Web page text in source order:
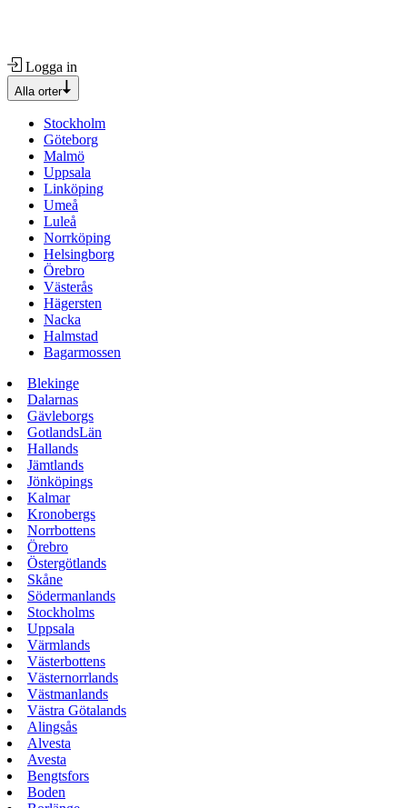
Logga in
Alla orter
Stockholm
Göteborg
Malmö
Uppsala
Linköping
Umeå
Luleå
Norrköping
Helsingborg
Örebro
Västerås
Hägersten
Nacka
Halmstad
Bagarmossen
Blekinge
Dalarnas
Gävleborgs
GotlandsLän
Hallands
Jämtlands
Jönköpings
Kalmar
Kronobergs
Norrbottens
Örebro
Östergötlands
Skåne
Södermanlands
Stockholms
Uppsala
Värmlands
Västerbottens
Västernorrlands
Västmanlands
Västra Götalands
Alingsås
Alvesta
Avesta
Bengtsfors
Boden